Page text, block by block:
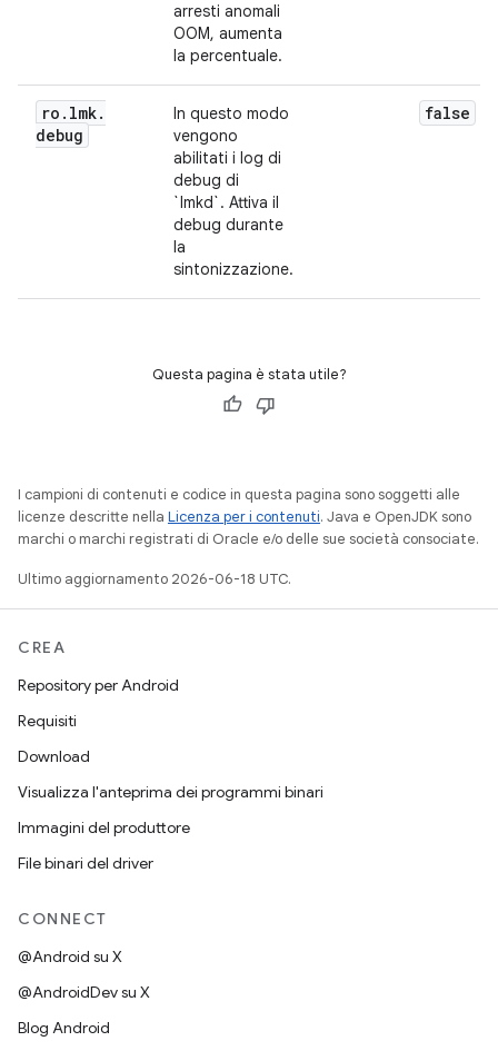
arresti anomali
OOM, aumenta
la percentuale.
ro . lmk.
debug
In questo modo
vengono
abilitati i log di
debug di
`lmkd`. Attiva il
debug durante
la
sintonizzazione.
false
Questa pagina è stata utile?
I campioni di contenuti e codice in questa pagina sono soggetti alle
licenze descritte nella Licenza per i contenuti. Java e OpenJDK sono
marchi o marchi registrati di Oracle e/o delle sue società consociate.
Ultimo aggiornamento 2026-06-18 UTC.
CREA
Repository per Android
Requisiti
Download
Visualizza l'anteprima dei programmi binari
Immagini del produttore
File binari del driver
CONNECT
@Android su X
@AndroidDev su X
Blog Android